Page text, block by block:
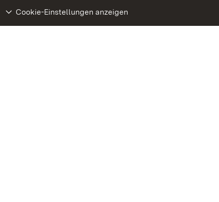
Cookie-Einstellungen anzeigen
Weiteres